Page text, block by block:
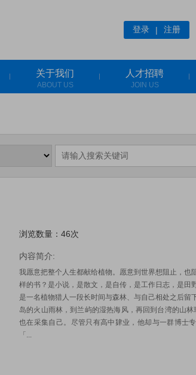
登录 | 注册
关于我们
ABOUT US
人才招聘
JOIN US
浏览数量：46次
内容简介:
我愿意把整个人生都献给植物。愿意到世界想阻止，也
样的书？是小说，是散文，是自传，是工作日志，是田
是一名植物猎人一段长时间与森林、与自己相处之后留
岛的火山雨林，到兰屿的湿热海风，再回到台湾的山
也在采集自己。尽管只有高中肄业，他却与一群博士
「...